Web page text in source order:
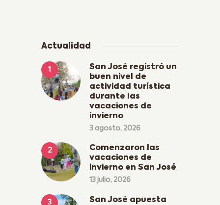
Actualidad
San José registró un
buen nivel de
actividad turística
durante las
vacaciones de
invierno
3 agosto, 2026
Comenzaron las
vacaciones de
invierno en San José
13 julio, 2026
San José apuesta